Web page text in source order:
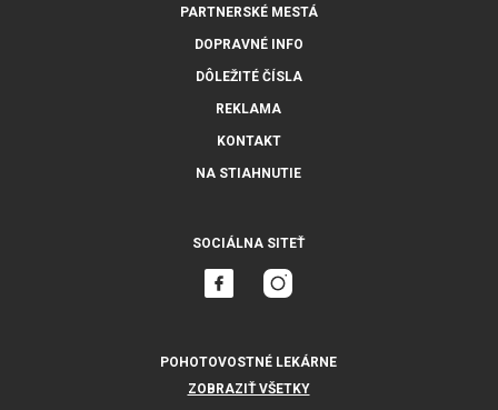
PARTNERSKÉ MESTÁ
DOPRAVNÉ INFO
DÔLEŽITÉ ČÍSLA
REKLAMA
KONTAKT
NA STIAHNUTIE
SOCIÁLNA SITEŤ
POHOTOVOSTNÉ LEKÁRNE
ZOBRAZIŤ VŠETKY